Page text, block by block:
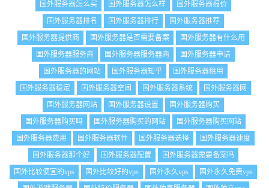
国外服务器怎么买
国外服务器怎么样
国外服务器报价
国外服务器排名
国外服务器排行
国外服务器推荐
国外服务器提供商
国外服务器是否需要备案
国外服务器有什么用
国外服务器服务商
国外服务器服务器商
国外服务器申请
国外服务器的网站
国外服务器知乎
国外服务器租用
国外服务器稳定
国外服务器空间 国外服务器系统
国外服务器网
国外服务器网站
国外服务器设置
国外服务器购买
国外服务器购买吗
国外服务器购买的网站
国外服务器购买网站
国外服务器费用
国外服务器软件 国外服务器选择
国外服务器速度
国外服务器那个好
国外服务器配置
国外服务器需要备案吗
国外比较便宜的vps
国外比较好的vps 国外永久vps
国外永久免费vps